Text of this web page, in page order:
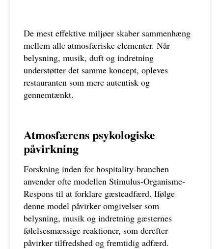
De mest effektive miljøer skaber sammenhæng
mellem alle atmosfæriske elementer. Når
belysning, musik, duft og indretning
understøtter det samme koncept, opleves
restauranten som mere autentisk og
gennemtænkt.
Atmosfærens psykologiske
påvirkning
Forskning inden for hospitality-branchen
anvender ofte modellen Stimulus-Organisme-
Respons til at forklare gæsteadfærd. Ifølge
denne model påvirker omgivelser som
belysning, musik og indretning gæsternes
følelsesmæssige reaktioner, som derefter
påvirker tilfredshed og fremtidig adfærd.